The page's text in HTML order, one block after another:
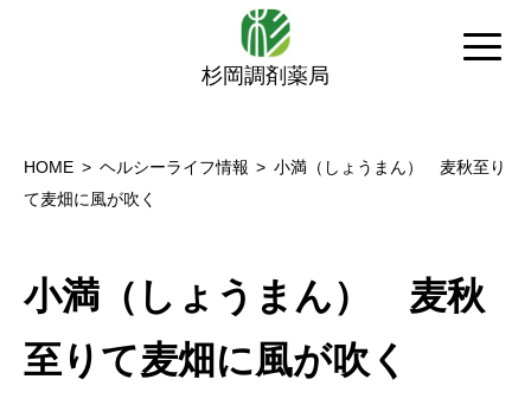
杉岡調剤薬局
HOME ヘルシーライフ情報
小満（しょうまん） 麦秋至り
て麦畑に風が吹く
小満（しょうまん） 麦秋
至りて麦畑に風が吹く